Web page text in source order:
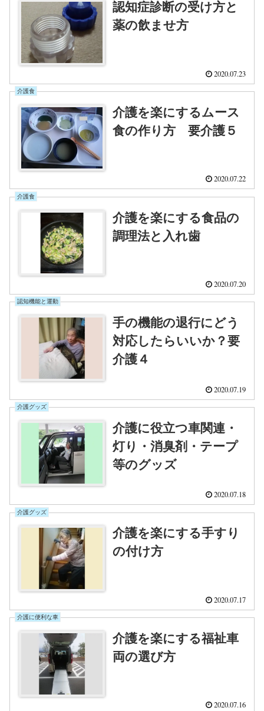
認知症診断の受け方と
薬の飲ませ方
2020.07.23
介護食
介護を楽にするムース
食の作り方 要介護５
2020.07.22
介護食
介護を楽にする食品の
調理法と入れ歯
2020.07.20
認知機能と運動
手の機能の退行にどう
対応したらいいか？要
介護４
2020.07.19
介護グッズ
介護に役立つ車関連・
灯り・消臭剤・テープ
等のグッズ
2020.07.18
介護グッズ
介護を楽にする手すり
の付け方
2020.07.17
介護に便利な車
介護を楽にする福祉車
両の選び方
2020.07.16